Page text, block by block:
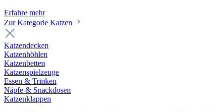
Erfahre mehr
Zur Kategorie Katzen
Katzendecken
Katzenhöhlen
Katzenbetten
Katzenspielzeuge
Essen & Trinken
Näpfe & Snackdosen
Katzenklappen